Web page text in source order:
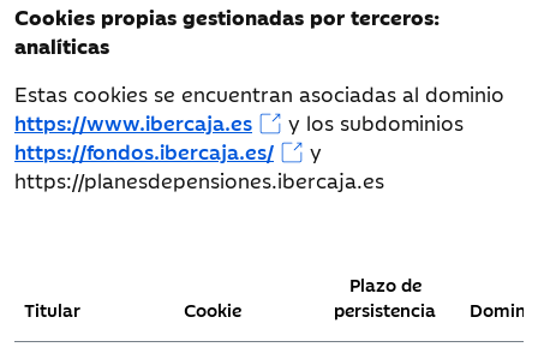
Cookies propias gestionadas por terceros:
analíticas
Estas cookies se encuentran asociadas al dominio
https://www.ibercaja.es
y los subdominios
https://fondos.ibercaja.es/
y
https://planesdepensiones.ibercaja.es
Titular Cookie
Plazo de
persistencia